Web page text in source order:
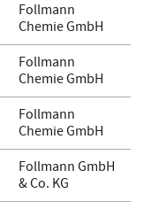
Follmann
Chemie GmbH
Follmann
Chemie GmbH
Follmann
Chemie GmbH
Follmann GmbH
& Co. KG